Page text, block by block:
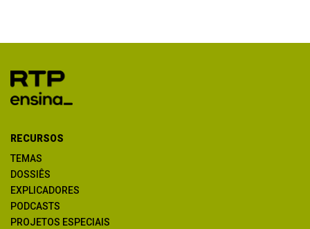
RECURSOS
TEMAS
DOSSIÊS
EXPLICADORES
PODCASTS
PROJETOS ESPECIAIS